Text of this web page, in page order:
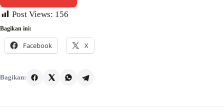
Post Views: 156
Bagikan ini:
Facebook X
Bagikan: